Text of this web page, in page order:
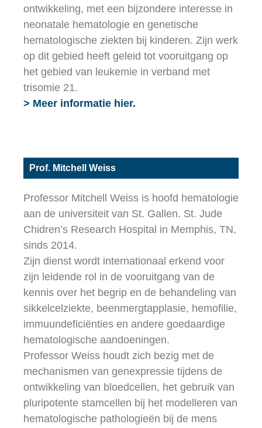
ontwikkeling, met een bijzondere interesse in
neonatale hematologie en genetische
hematologische ziekten bij kinderen. Zijn werk
op dit gebied heeft geleid tot vooruitgang op
het gebied van leukemie in verband met
trisomie 21.
> Meer informatie hier.
Prof. Mitchell Weiss
Professor Mitchell Weiss is hoofd hematologie
aan de universiteit van St. Gallen. St. Jude
Chidren’s Research Hospital in Memphis, TN,
sinds 2014.
Zijn dienst wordt internationaal erkend voor
zijn leidende rol in de vooruitgang van de
kennis over het begrip en de behandeling van
sikkelcelziekte, beenmergtapplasie, hemofilie,
immuundeficiënties en andere goedaardige
hematologische aandoeningen.
Professor Weiss houdt zich bezig met de
mechanismen van genexpressie tijdens de
ontwikkeling van bloedcellen, het gebruik van
pluripotente stamcellen bij het modelleren van
hematologische pathologieën bij de mens